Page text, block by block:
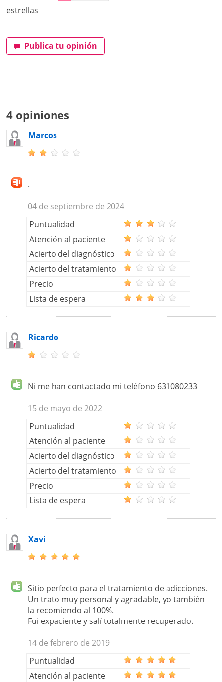
estrellas
Publica tu opinión
4 opiniones
Marcos
.
04 de septiembre de 2024
Puntualidad
Atención al paciente
Acierto del diagnóstico
Acierto del tratamiento
Precio
Lista de espera
Ricardo
Ni me han contactado mi teléfono 631080233
15 de mayo de 2022
Puntualidad
Atención al paciente
Acierto del diagnóstico
Acierto del tratamiento
Precio
Lista de espera
Xavi
Sitio perfecto para el tratamiento de adicciones.
Un trato muy personal y agradable, yo también
la recomiendo al 100%.
Fui expaciente y salí totalmente recuperado.
14 de febrero de 2019
Puntualidad
Atención al paciente